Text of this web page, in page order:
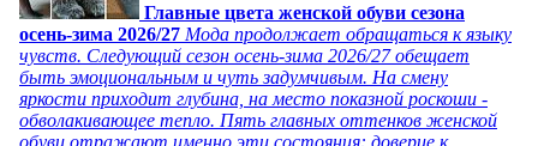
Главные цвета женской обуви сезона
осень-зима 2026/27 Мода продолжает обращаться к языку
чувств. Следующий сезон осень-зима 2026/27 обещает
быть эмоциональным и чуть задумчивым. На смену
яркости приходит глубина, на место показной роскоши -
обволакивающее тепло. Пять главных оттенков женской
обуви отражают именно эти состояния: доверие к